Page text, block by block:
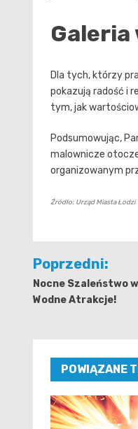
Galeria
Dla tych, którzy
pokazują radość i
tym, jak
Podsumowując,
malownicze
organizowanym
Źródło: Urząd Miasta Łodzi
Nawigacja
wpisu
Poprzedni:
Nocne Szaleństwo
Wodne Atrakcje!
POWIĄZANE